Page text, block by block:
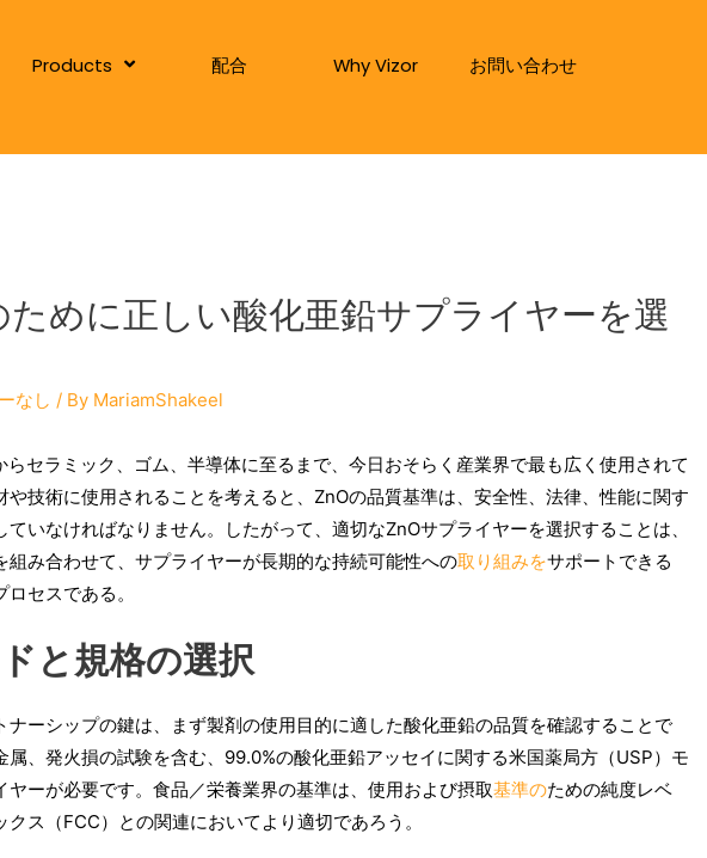
Products 配合 Why Vizor お問い合わせ
めに正しい酸化亜鉛サプライヤーを選
なし / By MariamShakeel
セラミック、ゴム、半導体に至るまで、今日おそらく産業界で最も広く使用されて
や技術に使用されることを考えると、ZnOの品質基準は、安全性、法律、性能に関す
いなければなりません。したがって、適切なZnOサプライヤーを選択することは、
み合わせて、サプライヤーが長期的な持続可能性への取り組みをサポートできる
セスである。
と規格の選択
ーシップの鍵は、まず製剤の使用目的に適した酸化亜鉛の品質を確認することで
、発火損の試験を含む、99.0%の酸化亜鉛アッセイに関する米国薬局方（USP）モ
ヤーが必要です。食品／栄養業界の基準は、使用および摂取基準のための純度レベ
ス（FCC）との関連においてより適切であろう。